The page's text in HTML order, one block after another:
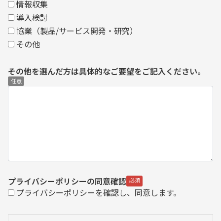
情報収集
導入検討
協業（製品/サービス開発・研究）
その他
その他を選んだ方は具体的なご要望をご記入ください。
プライバシーポリシーを確認し、同意します。
🔗プライバシーポリシー